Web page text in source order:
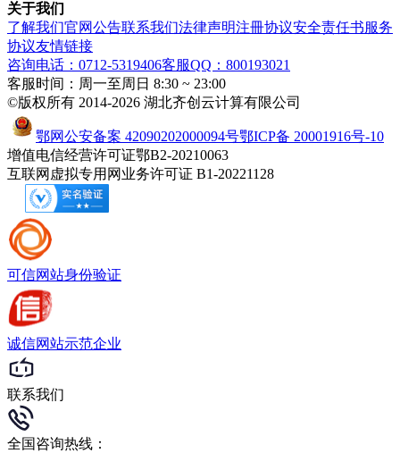
关于我们
了解我们官网公告联系我们法律声明注冊协议安全责任书服务
协议友情链接
咨询电话：0712-5319406客服QQ：800193021
客服时间：周一至周日 8:30 ~ 23:00
©版权所有 2014-2026 湖北齐创云计算有限公司
鄂网公安备案 42090202000094号鄂ICP备 20001916号-10
增值电信经营许可证鄂B2-20210063
互联网虚拟专用网业务许可证 B1-20221128
可信网站身份验证
诚信网站示范企业
联系我们
全国咨询热线：